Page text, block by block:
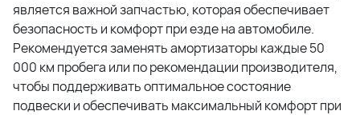
является важной запчастью, которая обеспечивает
безопасность и комфорт при езде на автомобиле.
Рекомендуется заменять амортизаторы каждые 50
000 км пробега или по рекомендации производителя,
чтобы поддерживать оптимальное состояние
подвески и обеспечивать максимальный комфорт при